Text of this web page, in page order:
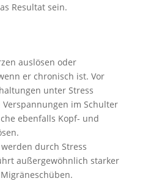
Resultat sein.
auslösen oder
er chronisch ist. Vor
unter Stress
im Schulter
ebenfalls Kopf- und
durch Stress
außergewöhnlich starker